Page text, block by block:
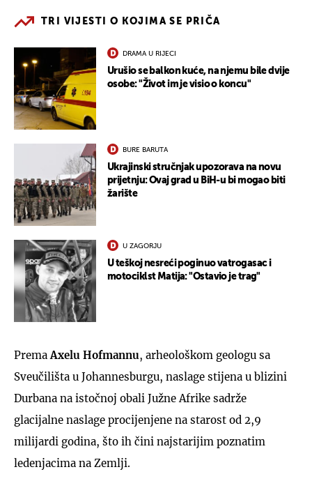
TRI VIJESTI O KOJIMA SE PRIČA
DRAMA U RIJECI
Urušio se balkon kuće, na njemu bile dvije
osobe: "Život im je visio o koncu"
BURE BARUTA
Ukrajinski stručnjak upozorava na novu
prijetnju: Ovaj grad u BiH-u bi mogao biti
žarište
U ZAGORJU
U teškoj nesreći poginuo vatrogasac i
motociklst Matija: "Ostavio je trag"
Prema Axelu Hofmannu, arheološkom geologu sa
Sveučilišta u Johannesburgu, naslage stijena u blizini
Durbana na istočnoj obali Južne Afrike sadrže
glacijalne naslage procijenjene na starost od 2,9
milijardi godina, što ih čini najstarijim poznatim
ledenjacima na Zemlji.